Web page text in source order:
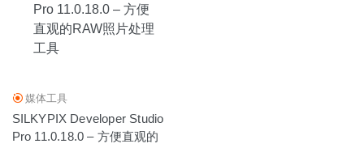
媒体工具
SILKYPIX Developer Studio
Pro 11.0.18.0 – 方便直观的
Amadeus Pro 2.8.4 (2523) 中文版-多音轨音频编辑器
2020-06-29